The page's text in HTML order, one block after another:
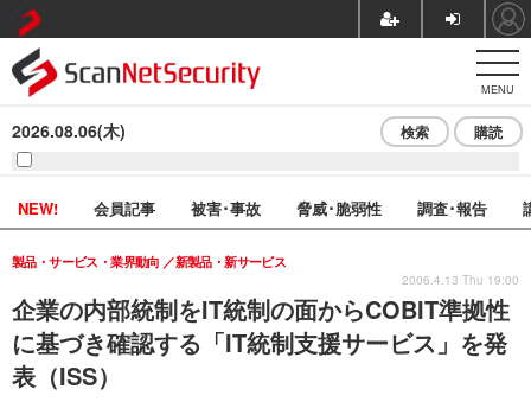
MENU
2026.08.06(木) 検索 購読
NEW! 会員記事 被害･事故 脅威･脆弱性 調査･報告
企業の内部統制をIT統制の面からCOBIT準拠性
に基づき確認する「IT統制支援サービス」を発
表（ISS）
製品・サービス・業界動向 新製品・新サービス
2006.4.13 Thu 19:00